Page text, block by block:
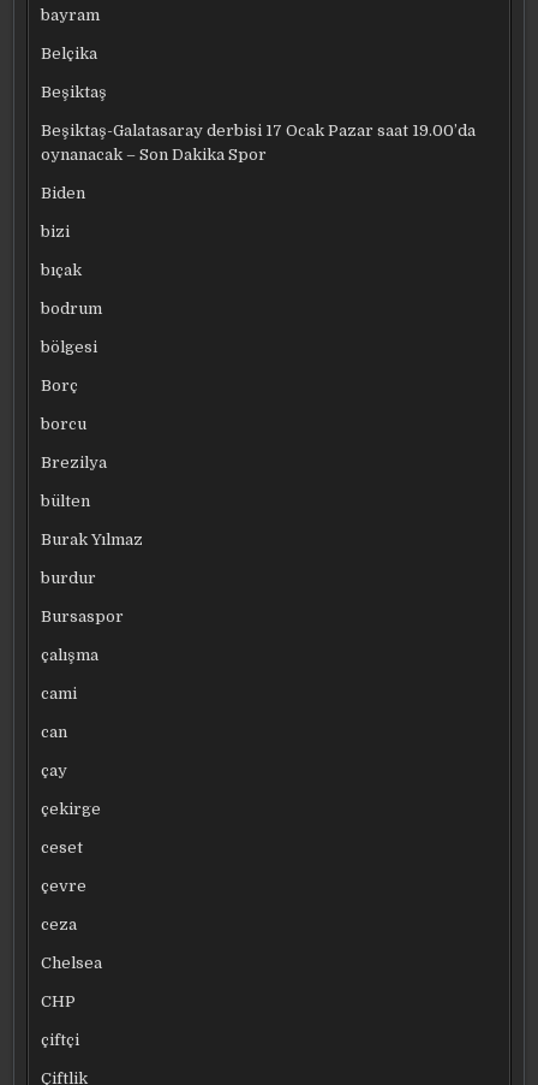
bayram
Belçika
Beşiktaş
Beşiktaş-Galatasaray derbisi 17 Ocak Pazar saat 19.00’da
oynanacak – Son Dakika Spor
Biden
bizi
bıçak
bodrum
bölgesi
Borç
borcu
Brezilya
bülten
Burak Yılmaz
burdur
Bursaspor
çalışma
cami
can
çay
çekirge
ceset
çevre
ceza
Chelsea
CHP
çiftçi
Çiftlik